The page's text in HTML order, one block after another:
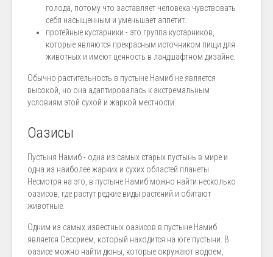
голода, потому что заставляет человека чувствовать
себя насыщенным и уменьшает аппетит.
протейные кустарники - это группа кустарников,
которые являются прекрасным источником пищи для
животных и имеют ценность в ландшафтном дизайне.
Обычно растительность в пустыне Намиб не является
высокой, но она адаптировалась к экстремальным
условиям этой сухой и жаркой местности.
Оазисы
Пустыня Намиб - одна из самых старых пустынь в мире и
одна из наиболее жарких и сухих областей планеты.
Несмотря на это, в пустыне Намиб можно найти несколько
оазисов, где растут редкие виды растений и обитают
животные.
Одним из самых известных оазисов в пустыне Намиб
является Сессрием, который находится на юге пустыни. В
оазисе можно найти дюны, которые окружают водоем,